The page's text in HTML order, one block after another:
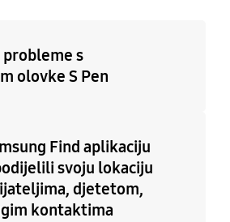
s
olovke S Pen
Find aplikaciju
svoju lokaciju
djetetom,
kontaktima